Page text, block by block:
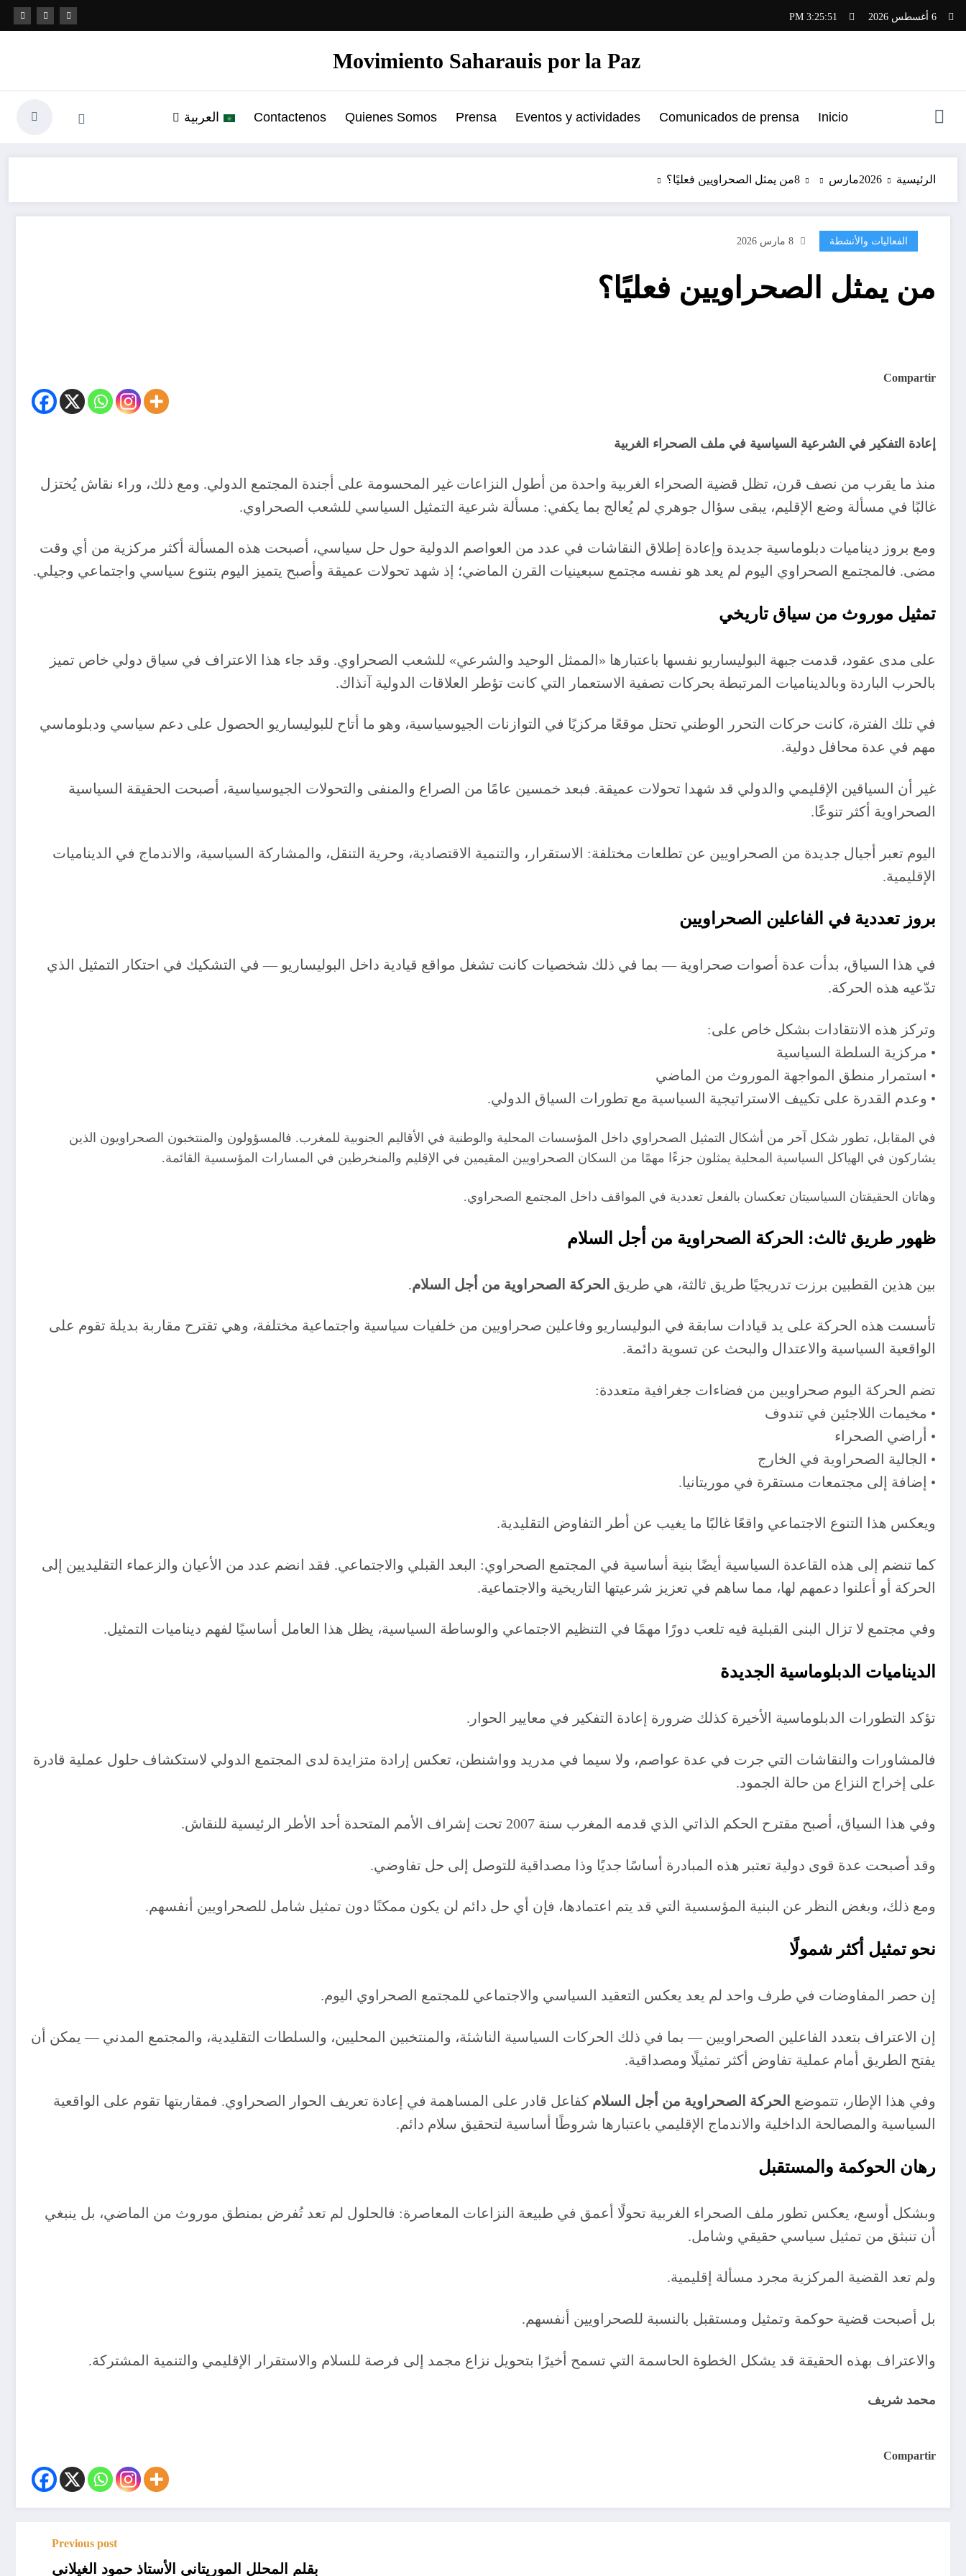
6 أغسطس 2026 3:25:52 PM
Movimiento Saharauis por la Paz
Inicio
Comunicados de prensa
Eventos y actividades
Prensa
Quienes Somos
Contactenos العربية
الرئيسية 2026مارس 8من يمثل الصحراويين فعليًا؟
الفعاليات والأنشطة 8 مارس 2026
من يمثل الصحراويين فعليًا؟
Compartir
إعادة التفكير في الشرعية السياسية في ملف الصحراء الغربية
منذ ما يقرب من نصف قرن، تظل قضية الصحراء الغربية واحدة من أطول النزاعات غير المحسومة على أجندة المجتمع الدولي. ومع ذلك، وراء نقاش يُختزل
غالبًا في مسألة وضع الإقليم، يبقى سؤال جوهري لم يُعالج بما يكفي: مسألة شرعية التمثيل السياسي للشعب الصحراوي.
ومع بروز ديناميات دبلوماسية جديدة وإعادة إطلاق النقاشات في عدد من العواصم الدولية حول حل سياسي، أصبحت هذه المسألة أكثر مركزية من أي وقت
مضى. فالمجتمع الصحراوي اليوم لم يعد هو نفسه مجتمع سبعينيات القرن الماضي؛ إذ شهد تحولات عميقة وأصبح يتميز اليوم بتنوع سياسي واجتماعي وجيلي.
تمثيل موروث من سياق تاريخي
على مدى عقود، قدمت جبهة البوليساريو نفسها باعتبارها «الممثل الوحيد والشرعي» للشعب الصحراوي. وقد جاء هذا الاعتراف في سياق دولي خاص تميز
بالحرب الباردة وبالديناميات المرتبطة بحركات تصفية الاستعمار التي كانت تؤطر العلاقات الدولية آنذاك.
في تلك الفترة، كانت حركات التحرر الوطني تحتل موقعًا مركزيًا في التوازنات الجيوسياسية، وهو ما أتاح للبوليساريو الحصول على دعم سياسي ودبلوماسي
مهم في عدة محافل دولية.
غير أن السياقين الإقليمي والدولي قد شهدا تحولات عميقة. فبعد خمسين عامًا من الصراع والمنفى والتحولات الجيوسياسية، أصبحت الحقيقة السياسية
الصحراوية أكثر تنوعًا.
اليوم تعبر أجيال جديدة من الصحراويين عن تطلعات مختلفة: الاستقرار، والتنمية الاقتصادية، وحرية التنقل، والمشاركة السياسية، والاندماج في الديناميات
الإقليمية.
بروز تعددية في الفاعلين الصحراويين
في هذا السياق، بدأت عدة أصوات صحراوية — بما في ذلك شخصيات كانت تشغل مواقع قيادية داخل البوليساريو — في التشكيك في احتكار التمثيل الذي
تدّعيه هذه الحركة.
وتركز هذه الانتقادات بشكل خاص على:
• مركزية السلطة السياسية
• استمرار منطق المواجهة الموروث من الماضي
• وعدم القدرة على تكييف الاستراتيجية السياسية مع تطورات السياق الدولي.
في المقابل، تطور شكل آخر من أشكال التمثيل الصحراوي داخل المؤسسات المحلية والوطنية في الأقاليم الجنوبية للمغرب. فالمسؤولون والمنتخبون الصحراويون الذين
يشاركون في الهياكل السياسية المحلية يمثلون جزءًا مهمًا من السكان الصحراويين المقيمين في الإقليم والمنخرطين في المسارات المؤسسية القائمة.
وهاتان الحقيقتان السياسيتان تعكسان بالفعل تعددية في المواقف داخل المجتمع الصحراوي.
ظهور طريق ثالث: الحركة الصحراوية من أجل السلام
بين هذين القطبين برزت تدريجيًا طريق ثالثة، هي طريق الحركة الصحراوية من أجل السلام.
تأسست هذه الحركة على يد قيادات سابقة في البوليساريو وفاعلين صحراويين من خلفيات سياسية واجتماعية مختلفة، وهي تقترح مقاربة بديلة تقوم على
الواقعية السياسية والاعتدال والبحث عن تسوية دائمة.
تضم الحركة اليوم صحراويين من فضاءات جغرافية متعددة:
• مخيمات اللاجئين في تندوف
• أراضي الصحراء
• الجالية الصحراوية في الخارج
• إضافة إلى مجتمعات مستقرة في موريتانيا.
ويعكس هذا التنوع الاجتماعي واقعًا غالبًا ما يغيب عن أطر التفاوض التقليدية.
كما تنضم إلى هذه القاعدة السياسية أيضًا بنية أساسية في المجتمع الصحراوي: البعد القبلي والاجتماعي. فقد انضم عدد من الأعيان والزعماء التقليديين إلى
الحركة أو أعلنوا دعمهم لها، مما ساهم في تعزيز شرعيتها التاريخية والاجتماعية.
وفي مجتمع لا تزال البنى القبلية فيه تلعب دورًا مهمًا في التنظيم الاجتماعي والوساطة السياسية، يظل هذا العامل أساسيًا لفهم ديناميات التمثيل.
الديناميات الدبلوماسية الجديدة
تؤكد التطورات الدبلوماسية الأخيرة كذلك ضرورة إعادة التفكير في معايير الحوار.
فالمشاورات والنقاشات التي جرت في عدة عواصم، ولا سيما في مدريد وواشنطن، تعكس إرادة متزايدة لدى المجتمع الدولي لاستكشاف حلول عملية قادرة
على إخراج النزاع من حالة الجمود.
وفي هذا السياق، أصبح مقترح الحكم الذاتي الذي قدمه المغرب سنة 2007 تحت إشراف الأمم المتحدة أحد الأطر الرئيسية للنقاش.
وقد أصبحت عدة قوى دولية تعتبر هذه المبادرة أساسًا جديًا وذا مصداقية للتوصل إلى حل تفاوضي.
ومع ذلك، وبغض النظر عن البنية المؤسسية التي قد يتم اعتمادها، فإن أي حل دائم لن يكون ممكنًا دون تمثيل شامل للصحراويين أنفسهم.
نحو تمثيل أكثر شمولًا
إن حصر المفاوضات في طرف واحد لم يعد يعكس التعقيد السياسي والاجتماعي للمجتمع الصحراوي اليوم.
إن الاعتراف بتعدد الفاعلين الصحراويين — بما في ذلك الحركات السياسية الناشئة، والمنتخبين المحليين، والسلطات التقليدية، والمجتمع المدني — يمكن أن
يفتح الطريق أمام عملية تفاوض أكثر تمثيلًا ومصداقية.
وفي هذا الإطار، تتموضع الحركة الصحراوية من أجل السلام كفاعل قادر على المساهمة في إعادة تعريف الحوار الصحراوي. فمقاربتها تقوم على الواقعية
السياسية والمصالحة الداخلية والاندماج الإقليمي باعتبارها شروطًا أساسية لتحقيق سلام دائم.
رهان الحوكمة والمستقبل
وبشكل أوسع، يعكس تطور ملف الصحراء الغربية تحولًا أعمق في طبيعة النزاعات المعاصرة: فالحلول لم تعد تُفرض بمنطق موروث من الماضي، بل ينبغي
أن تنبثق من تمثيل سياسي حقيقي وشامل.
ولم تعد القضية المركزية مجرد مسألة إقليمية.
بل أصبحت قضية حوكمة وتمثيل ومستقبل بالنسبة للصحراويين أنفسهم.
والاعتراف بهذه الحقيقة قد يشكل الخطوة الحاسمة التي تسمح أخيرًا بتحويل نزاع مجمد إلى فرصة للسلام والاستقرار الإقليمي والتنمية المشتركة.
محمد شريف
Compartir
Previous post
بقلم المحلل الموريتاني الأستاذ حمود الغيلاني